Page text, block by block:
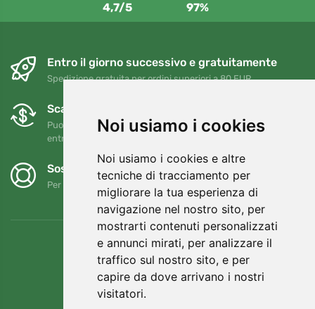
Noi usiamo i cookies
Noi usiamo i cookies e altre
tecniche di tracciamento per
migliorare la tua esperienza di
navigazione nel nostro sito, per
mostrarti contenuti personalizzati
e annunci mirati, per analizzare il
traffico sul nostro sito, e per
capire da dove arrivano i nostri
visitatori.
4,7/5 97%
Entro il giorno successivo e gratuitamente
Spedizione gratuita per ordini superiori a 80 EUR
Scambi e resi gratuiti
Puoi restituire o cambiare il tuo ordine in qualsiasi momento
entro 90 giorni
Sosteniamo Trees.org
Per ogni ordine piantiamo un albero! Leggi di più